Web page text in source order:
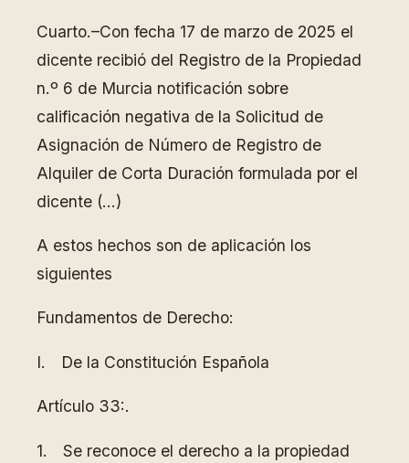
Cuarto.–Con fecha 17 de marzo de 2025 el
dicente recibió del Registro de la Propiedad
n.º 6 de Murcia notificación sobre
calificación negativa de la Solicitud de
Asignación de Número de Registro de
Alquiler de Corta Duración formulada por el
dicente (…)
A estos hechos son de aplicación los
siguientes
Fundamentos de Derecho:
I. De la Constitución Española
Artículo 33:.
1. Se reconoce el derecho a la propiedad